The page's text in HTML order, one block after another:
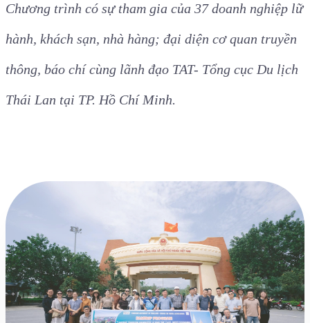
Chương trình có sự tham gia của 37 doanh nghiệp lữ
hành, khách sạn, nhà hàng; đại diện cơ quan truyền
thông, báo chí cùng lãnh đạo TAT- Tổng cục Du lịch
Thái Lan tại TP. Hồ Chí Minh.